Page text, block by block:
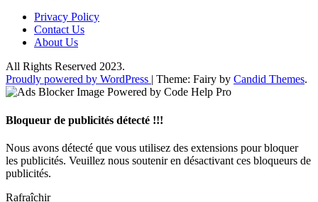
Privacy Policy
Contact Us
About Us
All Rights Reserved 2023.
Proudly powered by WordPress | Theme: Fairy by Candid Themes.
Bloqueur de publicités détecté !!!
Nous avons détecté que vous utilisez des extensions pour bloquer
les publicités. Veuillez nous soutenir en désactivant ces bloqueurs de
publicités.
Rafraîchir